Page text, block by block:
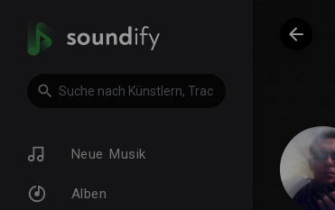
Neue Musik
Alben